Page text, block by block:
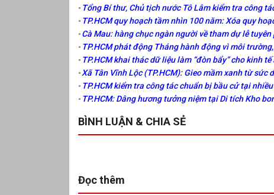
Tổng Bí thư, Chủ tịch nước Tô Lâm kiểm tra công
TP.HCM quy hoạch tầm nhìn 100 năm: Xóa quy
Cà Mau: hàng chục ngàn người về tham dự lễ
TP.HCM phát động Tháng hành động vì môi
TP.HCM khai thác dữ liệu làm “đòn bẩy” cho kinh tế
Xã Tân Vĩnh Lộc (TP.HCM): Gieo mầm xanh từ sức
TP.HCM kiểm tra công tác chuẩn bị bầu cử tại
TP.HCM: Dâng hương tưởng niệm tại Di tích Kho
BÌNH LUẬN & CHIA SẺ
Đọc thêm